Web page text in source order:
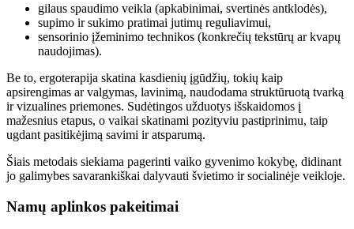
gilaus spaudimo veikla (apkabinimai, svertinės antklodės),
supimo ir sukimo pratimai jutimų reguliavimui,
sensorinio įžeminimo technikos (konkrečių tekstūrų ar kvapų
naudojimas).
Be to, ergoterapija skatina kasdienių įgūdžių, tokių kaip
apsirengimas ar valgymas, lavinimą, naudodama struktūruotą tvarką
ir vizualines priemones. Sudėtingos užduotys išskaidomos į
mažesnius etapus, o vaikai skatinami pozityviu pastiprinimu, taip
ugdant pasitikėjimą savimi ir atsparumą.
Šiais metodais siekiama pagerinti vaiko gyvenimo kokybę, didinant
jo galimybes savarankiškai dalyvauti švietimo ir socialinėje veikloje.
Namų aplinkos pakeitimai